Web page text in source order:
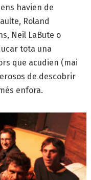
havien de
Roland
Neil LaBute o
tota una
que acudien (mai
de descobrir
enfora.